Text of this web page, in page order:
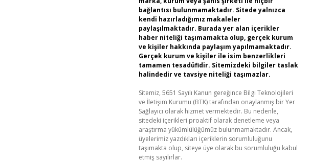
bağlantısı bulunmamaktadır. Sitede yalnızca
kendi hazırladığımız makaleler
paylaşılmaktadır. Burada yer alan içerikler
haber niteliği taşımamakta olup, gerçek kurum
ve kişiler hakkında paylaşım yapılmamaktadır.
Gerçek kurum ve kişiler ile isim benzerlikleri
tamamen tesadüfidir. Sitemizdeki bilgiler taslak
halindedir ve tavsiye niteliği taşımazlar.
Sitemiz, 5651 Sayılı Kanun gereğince Bilgi Teknolojileri
ve İletişim Kurumu (BTK) tarafından onaylanmış bir Yer
Sağlayıcı olarak hizmet vermektedir. Bu nedenle,
sitedeki içerikleri proaktif olarak denetleme veya
araştırma yükümlülüğümüz bulunmamaktadır. Ancak,
üyelerimiz yazdıkları içeriklerin sorumluluğunu
taşımakta olup, siteye üye olarak bu sorumluluğu kabul
etmiş sayılırlar.